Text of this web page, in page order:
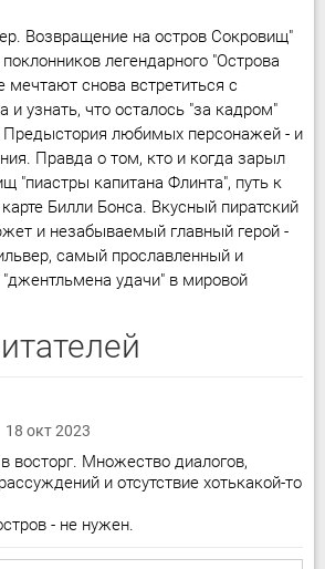
Возвращение на остров Сокровищ"
легендарного "Острова
мечтают снова встретиться с
и узнать, что осталось "за кадром"
Предыстория любимых персонажей - и
Правда о том, кто и когда зарыл
"пиастры капитана Флинта", путь к
Билли Бонса. Вкусный пиратский
и незабываемый главный герой -
самый прославленный и
удачи" в мировой
18 окт 2023
восторг. Множество диалогов,
и отсутствие хотькакой-то
- не нужен.